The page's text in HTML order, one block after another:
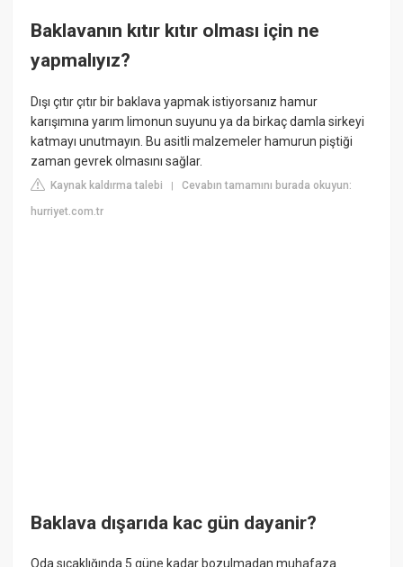
Baklavanın kıtır kıtır olması için ne
yapmalıyız?
Dışı çıtır çıtır bir baklava yapmak istiyorsanız hamur
karışımına yarım limonun suyunu ya da birkaç damla sirkeyi
katmayı unutmayın. Bu asitli malzemeler hamurun piştiği
zaman gevrek olmasını sağlar.
Kaynak kaldırma talebi |Cevabın tamamını burada okuyun:
hurriyet.com.tr
Baklava dışarıda kac gün dayanir?
Oda sıcaklığında 5 güne kadar bozulmadan muhafaza